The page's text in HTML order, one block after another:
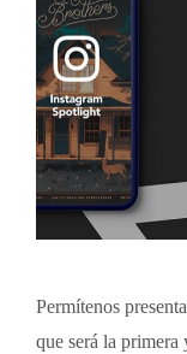
Permítenos
que será la primera